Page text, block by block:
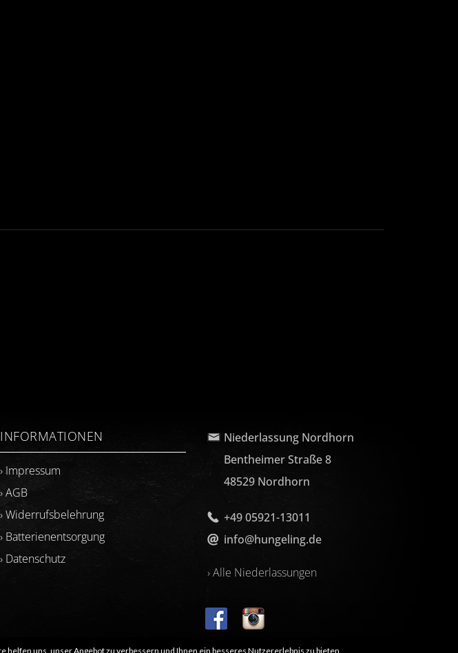
INFORMATIONEN
› Impressum
› AGB
› Widerrufsbelehrung
› Batterienentsorgung
› Datenschutz
Niederlassung Nordhorn
Bentheimer Straße 8
48529 Nordhorn
+49 05921-13011
info@hungeling.de
› Alle Niederlassungen
uns, unser Angebot zu verbessern und Ihnen ein besseres Nutzererlebnis zu bieten.